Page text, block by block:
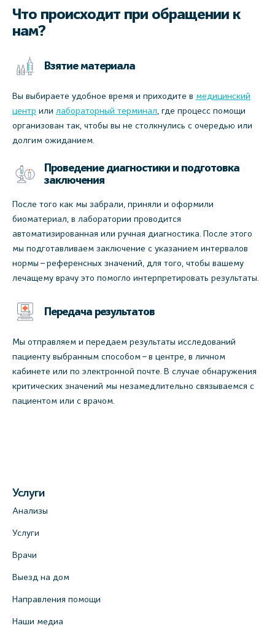
Что происходит при обращении к
нам?
Взятие материала
Вы выбираете удобное время и приходите в медицинский
центр или лабораторный терминал, где процесс помощи
организован так, чтобы вы не столкнулись с очередью или
долгим ожиданием.
Проведение диагностики и подготовка
заключения
После того как мы забрали, приняли и оформили
биоматериал, в лаборатории проводится
автоматизированная или ручная диагностика. После этого
мы подготавливаем заключение с указанием интервалов
нормы – референсных значений, для того, чтобы вашему
лечащему врачу это помогло интерпретировать результаты.
Передача результатов
Мы отправляем и передаем результаты исследований
пациенту выбранным способом – в центре, в личном
кабинете или по электронной почте. В случае обнаружения
критических значений мы незамедлительно связываемся с
пациентом или с врачом.
Услуги
Анализы
Услуги
Врачи
Выезд на дом
Направления помощи
Наши медиа